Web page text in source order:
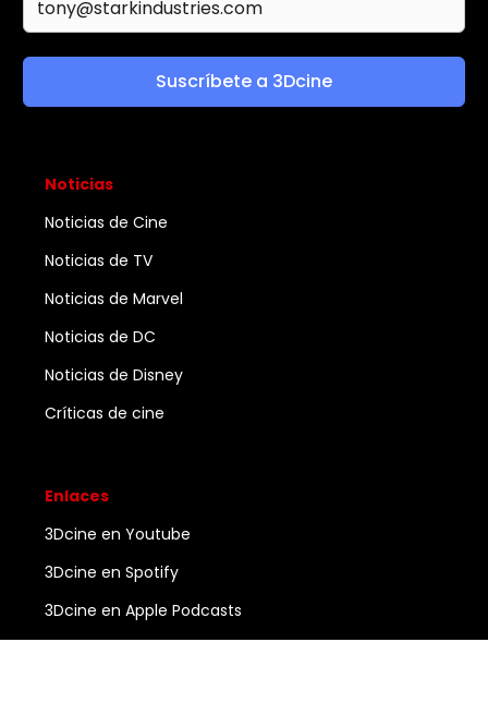
Suscríbete a 3Dcine
Noticias
Noticias de Cine
Noticias de TV
Noticias de Marvel
Noticias de DC
Noticias de Disney
Críticas de cine
Enlaces
3Dcine en Youtube
3Dcine en Spotify
3Dcine en Apple Podcasts